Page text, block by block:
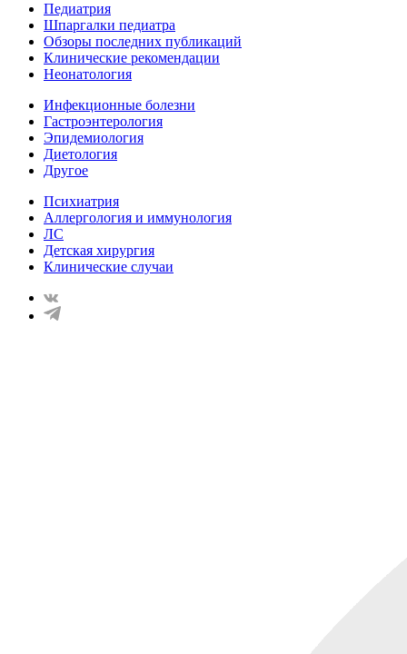
Педиатрия
Шпаргалки педиатра
Обзоры последних публикаций
Клинические рекомендации
Неонатология
Инфекционные болезни
Гастроэнтерология
Эпидемиология
Диетология
Другое
Психиатрия
Аллергология и иммунология
ЛС
Детская хирургия
Клинические случаи